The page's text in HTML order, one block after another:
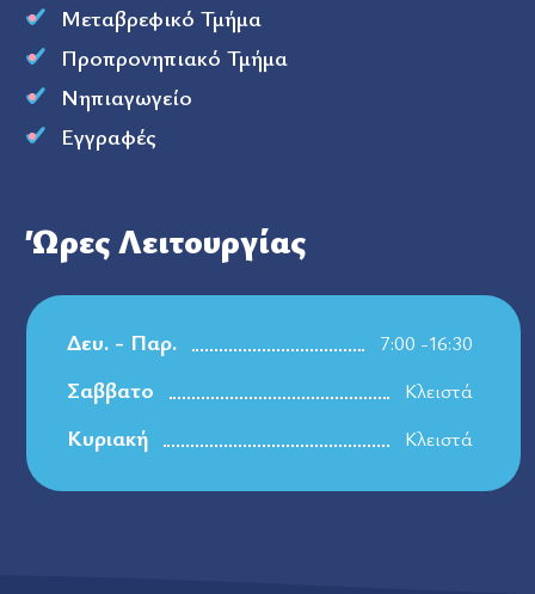
Μεταβρεφικό Τμήμα
Προπρονηπιακό Τμήμα
Νηπιαγωγείο
Εγγραφές
Ώρες Λειτουργίας
Δευ. - Παρ. 7:00 -16:30
Σαββατο Κλειστά
Κυριακή Κλειστά